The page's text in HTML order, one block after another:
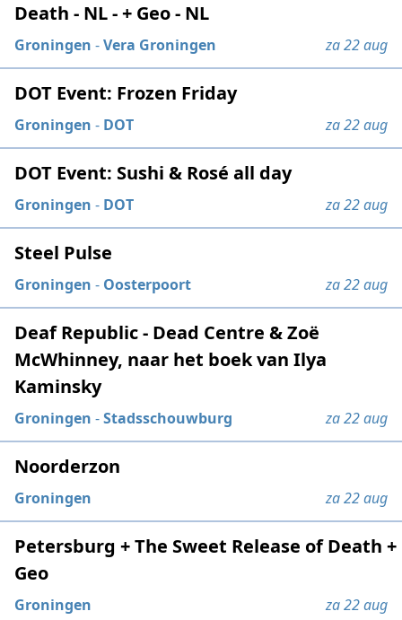
Death - NL - + Geo - NL
Groningen -Vera Groningen za 22 aug
DOT Event: Frozen Friday
Groningen - DOT za 22 aug
DOT Event: Sushi & Rosé all day
Groningen - DOT za 22 aug
Steel Pulse
Groningen - Oosterpoort za 22 aug
Deaf Republic - Dead Centre & Zoë
McWhinney, naar het boek van Ilya
Kaminsky
Groningen -Stadsschouwburg za 22 aug
Noorderzon
Groningen za 22 aug
Petersburg + The Sweet Release of Death +
Geo
Groningen za 22 aug